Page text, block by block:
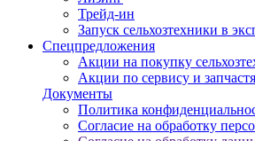
Трейд-ин
Запуск сельхозтехники в
Спецпредложения
Акции на покупку
Акции по сервису и
Документы
Политика
Согласие на обработку